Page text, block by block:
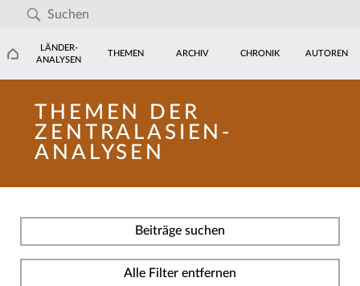
LÄNDER-
ANALYSEN
THEMEN ARCHIV CHRONIK AUTOREN
THEMEN DER
ZENTRALASIEN-
ANALYSEN
Beiträge suchen
Alle Filter entfernen